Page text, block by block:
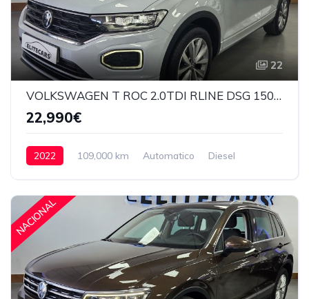
22
VOLKSWAGEN T ROC 2.0TDI RLINE DSG 150CV
22,990€
2022 109,000 km Automatico
Diesel
NACIONAL